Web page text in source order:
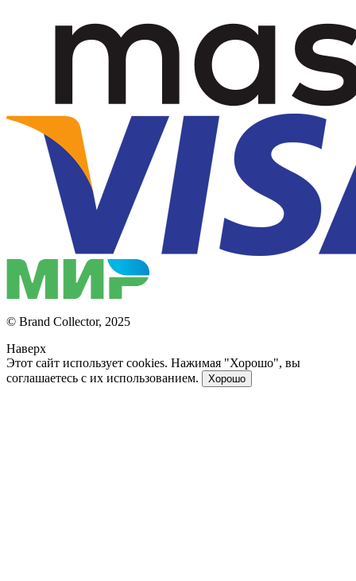
© Brand Collector, 2025
Наверх
Этот сайт использует cookies. Нажимая "Хорошо", вы
соглашаетесь с их использованием.
Хорошо